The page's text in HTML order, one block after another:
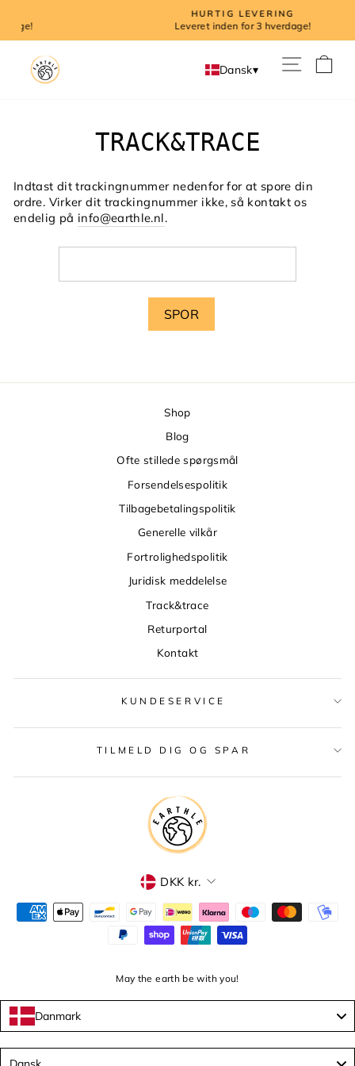
indhold
HURTIG LEVERING
Leveret inden for 3 hverdage!
Dansk▾
TRACK&TRACE
Indtast dit trackingnummer nedenfor for at spore din
ordre. Virker dit trackingnummer ikke, så kontakt os
endelig på info@earthle.nl.
Shop
Blog
Ofte stillede spørgsmål
Forsendelsespolitik
Tilbagebetalingspolitik
Generelle vilkår
Fortrolighedspolitik
Juridisk meddelelse
Track&trace
Returportal
Kontakt
KUNDESERVICE
TILMELD DIG OG SPAR
VALUTA
DKK kr.
May the earth be with you!
Danmark